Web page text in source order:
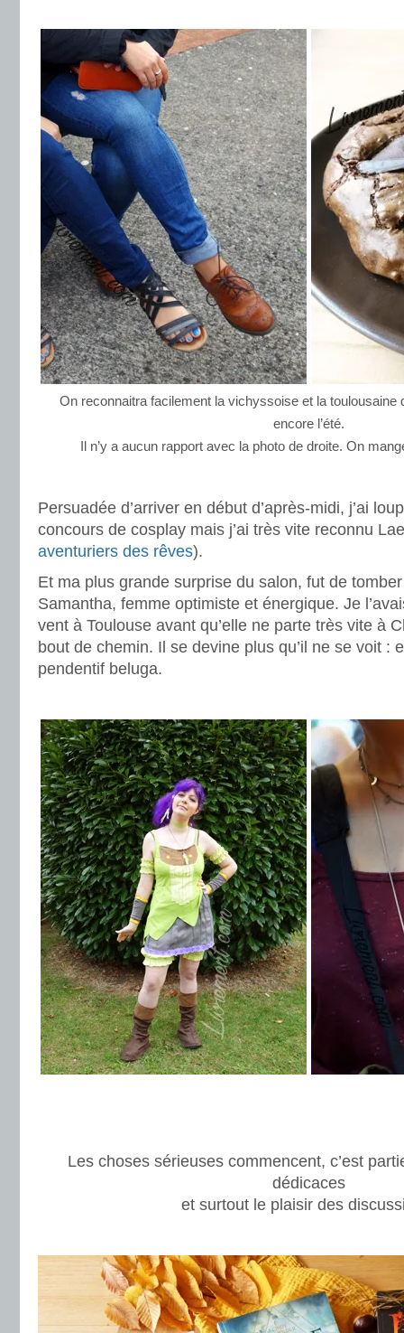
On reconnaitra facilement la vichyssoise et la toulousaine
encore l’été.
Il n’y a aucun rapport avec la photo de droite. On
Persuadée d’arriver en début d’après-midi, j’ai
concours de cosplay mais j’ai très vite reconnu
aventuriers des rêves).
Et ma plus grande surprise du salon, fut de
Samantha, femme optimiste et énergique. Je
vent à Toulouse avant qu’elle ne parte très vite à
bout de chemin. Il se devine plus qu’il ne se voit :
pendentif beluga.
Les choses sérieuses commencent, c’est
dédicaces
et surtout le plaisir des